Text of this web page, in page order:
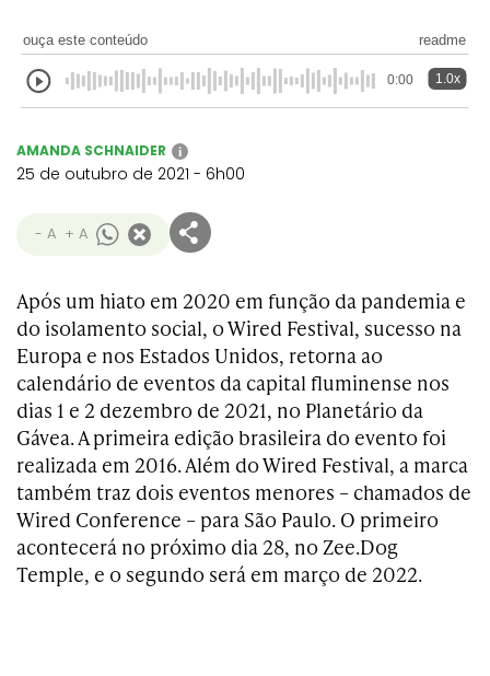
ouça este conteúdo readme
0:00 1.0x
AMANDA SCHNAIDER i
25 de outubro de 2021 - 6h00
- A + A
Após um hiato em 2020 em função da pandemia e
do isolamento social, o Wired Festival, sucesso na
Europa e nos Estados Unidos, retorna ao
calendário de eventos da capital fluminense nos
dias 1 e 2 dezembro de 2021, no Planetário da
Gávea. A primeira edição brasileira do evento foi
realizada em 2016. Além do Wired Festival, a marca
também traz dois eventos menores – chamados de
Wired Conference – para São Paulo. O primeiro
acontecerá no próximo dia 28, no Zee.Dog
Temple, e o segundo será em março de 2022.